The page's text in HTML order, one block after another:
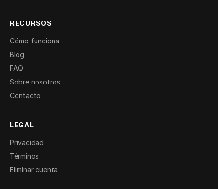
RECURSOS
Cómo funciona
Blog
FAQ
Sobre nosotros
Contacto
LEGAL
Privacidad
Términos
Eliminar cuenta